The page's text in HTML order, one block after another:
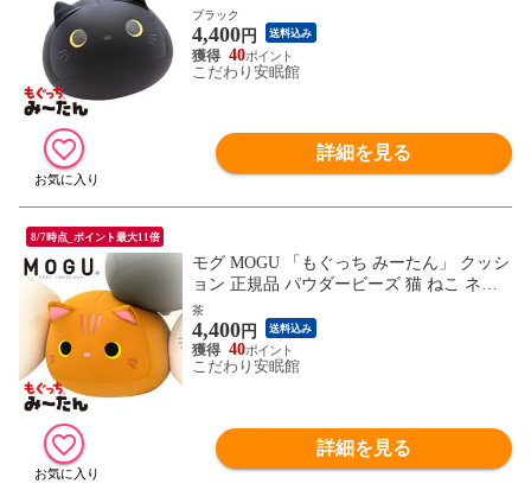
(ヨコ29×タテ24×奥行35cm ブラック)【10I-
MI-TAN-BK】
ブラック
4,400円 送料込み
40
こだわり安眠館
詳細を見る
8/7時点_ポイント最大11倍
モグ MOGU 「もぐっち みーたん」 クッシ
ョン 正規品 パウダービーズ 猫 ねこ ネコ
(ヨコ29×タテ24×奥行35cm 茶)【10I-MI-TA
N-CHA】
茶
4,400円 送料込み
40
こだわり安眠館
詳細を見る